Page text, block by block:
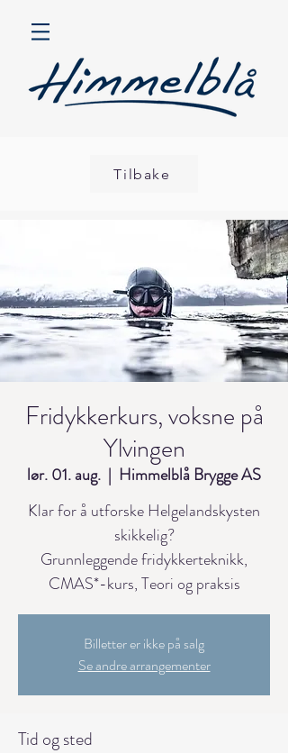
Tilbake
Fridykkerkurs, voksne på
Ylvingen
lør. 01. aug.
  |
Himmelblå Brygge AS
Klar for å utforske Helgelandskysten
skikkelig?
Grunnleggende fridykkerteknikk,
CMAS*-kurs, Teori og praksis
Billetter er ikke på salg
Se andre arrangementer
Tid og sted